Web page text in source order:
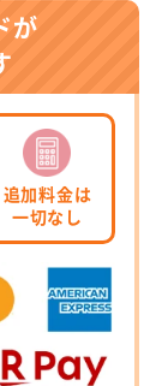
が
追加料金は
一切なし